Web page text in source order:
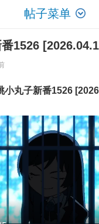
帖子菜单
1526
小丸子新番1526